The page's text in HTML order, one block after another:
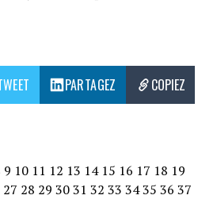
PARTAGEZ COPIEZ
9 10 11 12 13 14 15 16 17 18 19
27 28 29 3031 32 33 3435 36 37